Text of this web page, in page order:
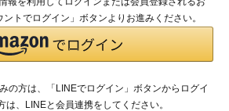
トでログイン」ボタンよりお進みください。
の方は、「LINEでログイン」ボタンからログイ
、 LINEと会員連携をしてください。